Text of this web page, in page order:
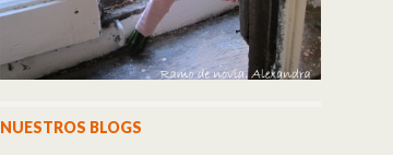
NUESTROS BLOGS